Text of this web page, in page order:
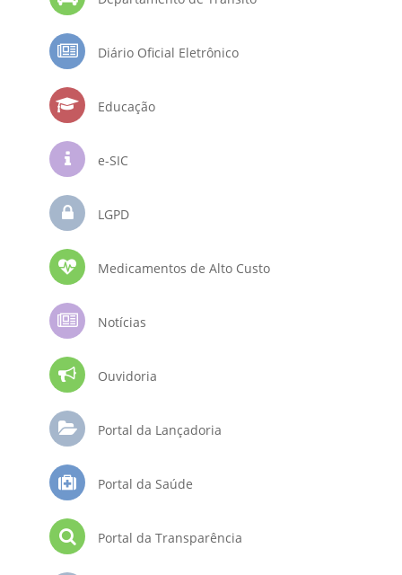
Diário Oficial Eletrônico
Educação
e-SIC
LGPD
Medicamentos de Alto Custo
Notícias
Ouvidoria
Portal da Lançadoria
Portal da Saúde
Portal da Transparência